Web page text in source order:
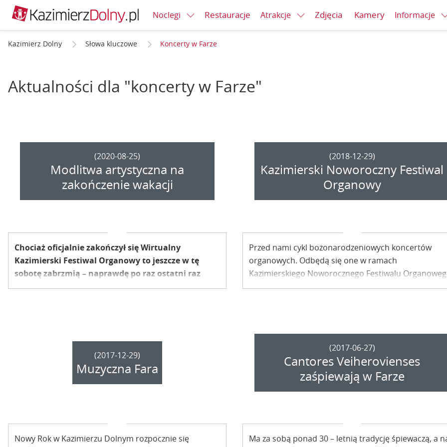
Noclegi Restauracje Atrakcje Zdjęcia Kamery Informacje
Kazimierz Dolny Słowa kluczowe Koncerty w Farze
Aktualności dla "koncerty w Farze"
(2020-08-25)
Modlitwa artystyczna na
zakończenie wakacji
Chociaż oficjalnie zakończył się Wirtualny
Kazimierski Festiwal Organowy to jeszcze w tę
sobotę zabrzmią – naprawdę po raz ostatni raz
festiwalowo tego lata – kazimierskie organy.
(2018-12-29)
Kazimierski Noworoczny Festiwal
Organowy
Przed nami cykl bożonarodzeniowych koncertów
organowych. Odbędą się one w ramach
Kazimierskiego Noworocznego Festiwalu
(2017-12-29)
Muzyczna Fara
Nowy Rok w Kazimierzu Dolnym rozpocznie się
(2017-06-27)
Cantores Veiherovienses
zaśpiewają w Farze
Ma za sobą ponad 30 – letnią tradycję śpiewaczą, a